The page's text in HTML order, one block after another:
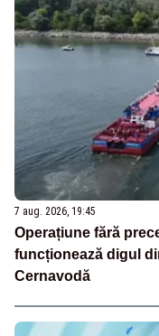
7 aug. 2026, 19:45
Operațiune fără
funcționează digul
Cernavodă